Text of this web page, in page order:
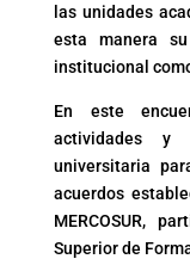
las unidades
esta manera
institucional
En este
actividades y
universitaria
acuerdos
MERCOSUR,
Superior de